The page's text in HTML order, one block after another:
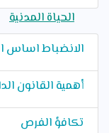
الحياة المدنية
الانضباط اساس
أهمية القانون
تكافؤ الفرص